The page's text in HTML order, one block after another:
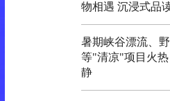
物相遇 沉浸式品
暑期峡谷漂流、
等"清凉"项目火
静